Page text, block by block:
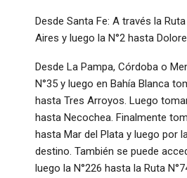
Desde Santa Fe: A través la
Aires y luego la N°2 hasta
Desde La Pampa, Córdoba o
N°35 y luego en Bahía Blanca
hasta Tres Arroyos. Luego
hasta Necochea. Finalmente
hasta Mar del Plata y luego por
destino. También se puede
luego la N°226 hasta la Ruta